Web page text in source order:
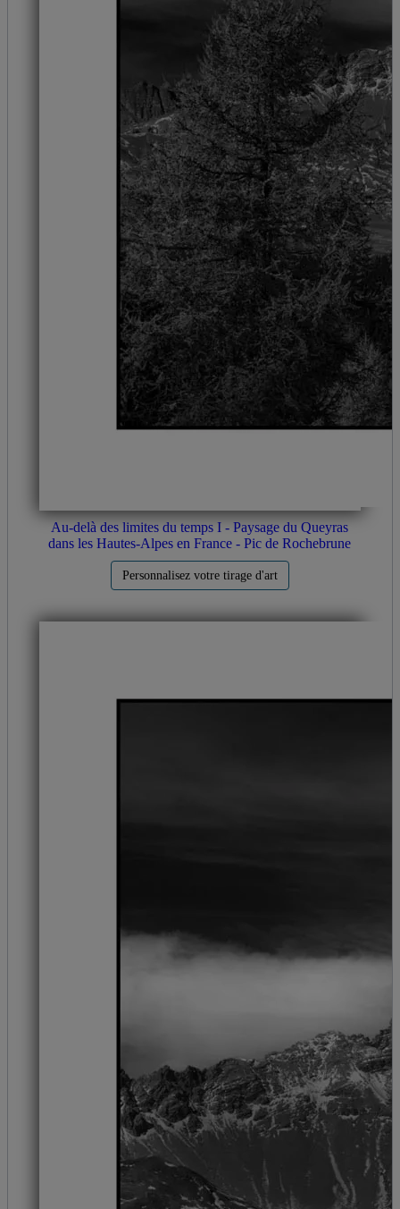
Au-delà des limites du temps I - Paysage du Queyras
dans les Hautes-Alpes en France - Pic de Rochebrune
Personnalisez votre tirage d'art